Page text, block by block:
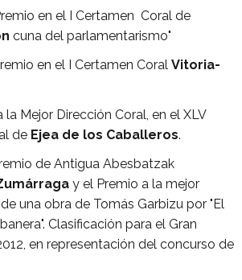
en el I Certamen Coral de
cuna del parlamentarismo"
en el I Certamen Coral Vitoria-
la Mejor Dirección Coral, en el XLV
de Ejea de los Caballeros.
de Antigua Abesbatzak
y el Premio a la mejor
una obra de Tomás Garbizu por "El
Clasificación para el Gran
en representación del concurso de